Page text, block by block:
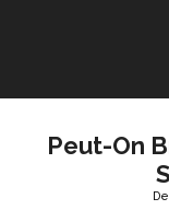
Peut-On